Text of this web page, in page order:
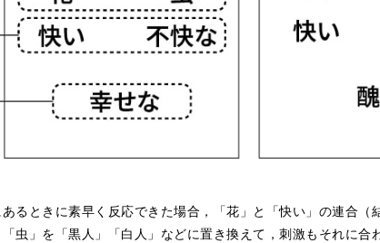
あるときに素早く反応できた場合，「花」と「快い」の連合（
虫」を「黒人」「白人」などに置き換えて，刺激もそれに合